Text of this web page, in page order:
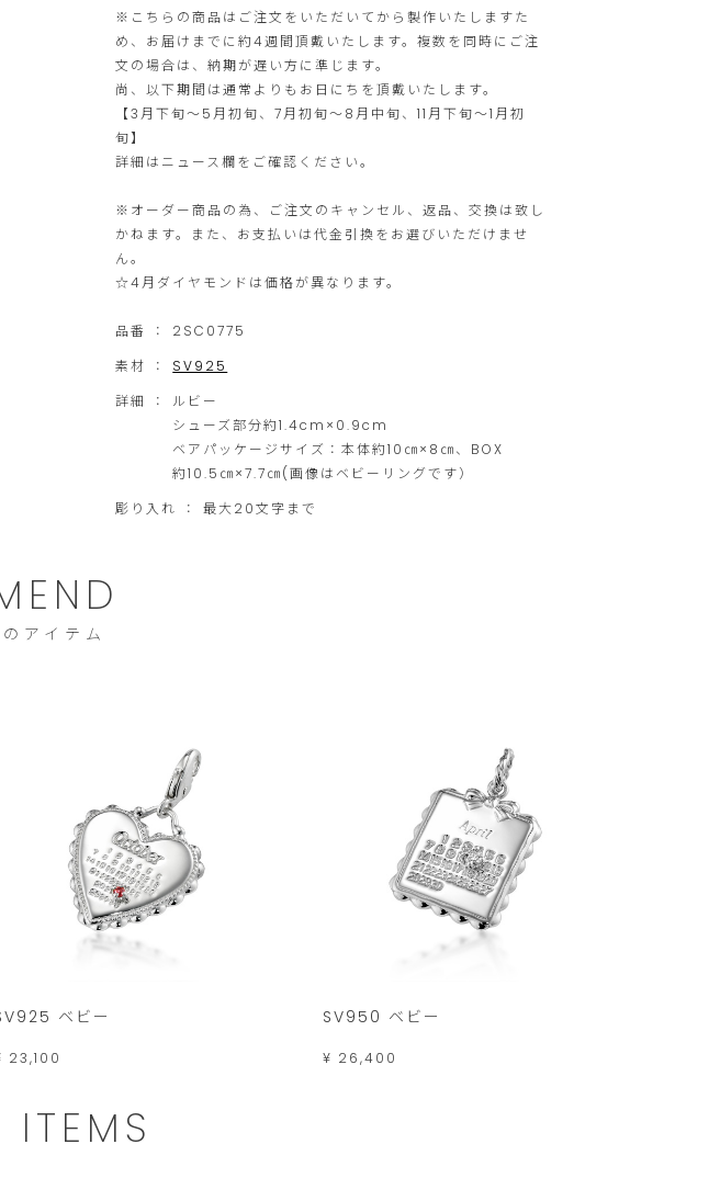
の
ご
注
に
限
ら
き
ま
し
ま
た
だ
け
せ
ん。
※こちらの商品はご注文をいただいてから製作いたしますた
め、お届けまでに約4週間頂戴いたします。複数を同時にご注
文の場合は、納期が遅い方に準じます。
尚、以下期間は通常よりもお日にちを頂戴いたします。
【3月下旬～5月初旬、7月初旬～8月中旬、11月下旬～1月初
旬】
詳細はニュース欄をご確認ください。
※オーダー商品の為、ご注文のキャンセル、返品、交換は致し
かねます。また、お支払いは代金引換をお選びいただけませ
ん。
☆4月ダイヤモンドは価格が異なります。
品番 ：
2SC0775
素材 ：
SV925
詳細 ：
ルビー
シューズ部分約1.4cm×0.9cm
ベアパッケージサイズ：本体約10㎝×8㎝、BOX
約10.5㎝×7.7㎝(画像はベビーリングです）
彫り入れ ： 最大20文字まで
アイテム
ベビー
23,100
SV950 ベビー
¥ 26,400
ITEMS